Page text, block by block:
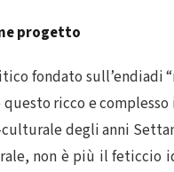
progetto
fondato sull’endiadi
questo ricco e
degli anni
non è più il feticcio